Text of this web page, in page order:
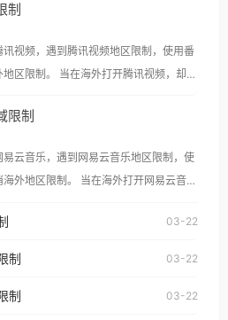
制
讯视频，遇到腾讯视频地区限制，使用番
海外打开腾讯视频，却突
平台一样，出现地区及版权限制问题，且
放。 遇到这个问题的朋友们，
加速器，即可解决「海外用户收听腾讯
、加拿大、澳大利亚、欧洲等国家和地区
。
限制
易云音乐，遇到网易云音乐地区限制，使
制。 当在海外打开网易云音
门、台湾、美
、澳大利亚、欧洲等国家和地区时，网易
在中国大陆地区播放。 遇到这个问题
03-22
制 03-22
制 03-22